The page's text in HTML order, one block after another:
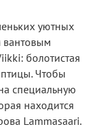
уютных
вантовым
болотистая
птицы. Чтобы
специальную
находится
Lammasaari.